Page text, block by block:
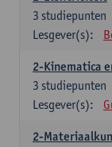
3 studiepunten
Lesgever(s):
2-Kinematica
3 studiepunten
Lesgever(s):
2-